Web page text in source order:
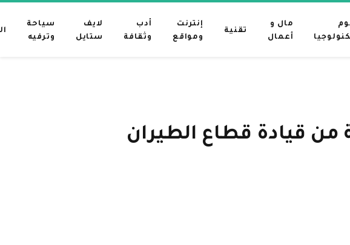
مال و
أعمال
تقنية
إنترنت
ومواقع
أدب
وثقافة
لايف
ستايل
سياحة
وترفيه
من قيادة قطاع الطيران